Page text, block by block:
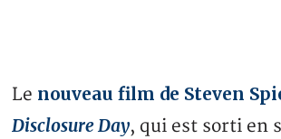
Le nouveau film de Steven
Disclosure Day, qui est sorti en